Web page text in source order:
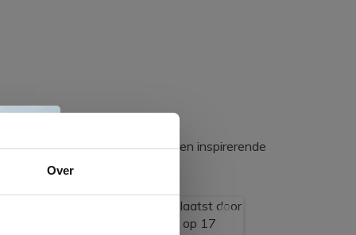
Over
Samen bouwen we een inspirerende